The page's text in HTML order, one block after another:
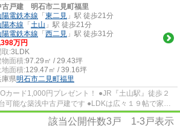
古戸建 明石市二見町福里
陽電鉄本線 「東二見 」駅 徒歩21分
陽本線 「土山 」駅 徒歩21分
陽電鉄本線 「西二見 」駅 徒歩31分
万円
取:3LDK
物面積:97.29㎡ / 29.43坪
地面積:129.47㎡ / 39.16坪
庫県明石市二見町福里
カード1,000円プレゼント！ ●JR『土山駅』徒歩２
可能な築浅中古戸建です ●LDKは広々１９帖で家族
す ●全居室に収納有り！...
該当公開件数3 戸 1-3 戸表示